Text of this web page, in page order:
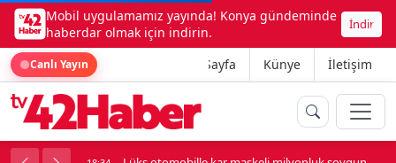
Mobil uygulamamız yayında! Konya gündeminde
haberdar olmak için indirin.
İndir
Canlı Yayın Ana Sayfa Künye İletişim